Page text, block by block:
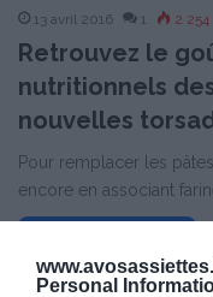
Personal
13 avril 2016 1 2 254
Retrouvez le
nutritionnels
nouvelles
Pour remplacer les
encore en associant